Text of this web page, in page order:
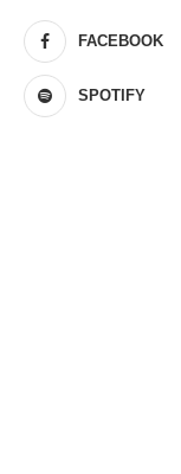
FACEBOOK
SPOTIFY